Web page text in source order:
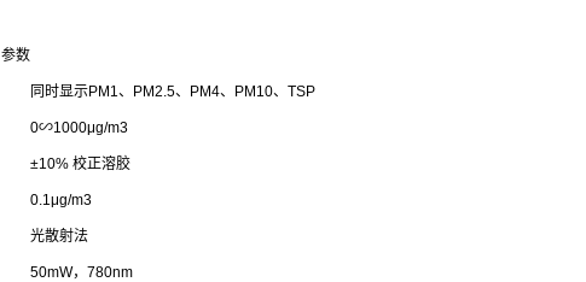
参数
同时显示PM1、PM2.5、PM4、PM10、TSP
0∽1000μg/m3
±10% 校正溶胶
0.1μg/m3
光散射法
50mW，780nm